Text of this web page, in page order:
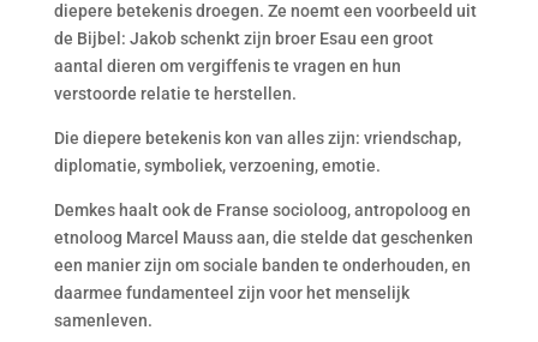
diepere betekenis droegen. Ze noemt een voorbeeld uit
de Bijbel: Jakob schenkt zijn broer Esau een groot
aantal dieren om vergiffenis te vragen en hun
verstoorde relatie te herstellen.
Die diepere betekenis kon van alles zijn: vriendschap,
diplomatie, symboliek, verzoening, emotie.
Demkes haalt ook de Franse socioloog, antropoloog en
etnoloog Marcel Mauss aan, die stelde dat geschenken
een manier zijn om sociale banden te onderhouden, en
daarmee fundamenteel zijn voor het menselijk
samenleven.